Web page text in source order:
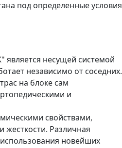
под определенные условия
несущей системой
независимо от соседних.
на блоке сам
и
свойствами,
Различная
новейших